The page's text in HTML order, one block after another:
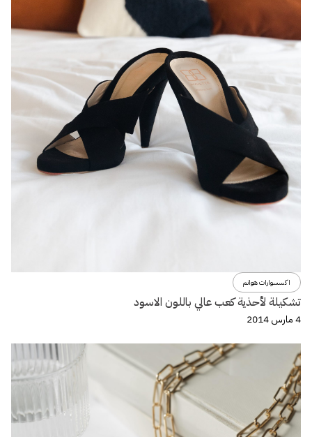
اكسسوارات هوانم
تشكيلة لأحذية كعب عالي باللون الاسود
4 مارس 2014